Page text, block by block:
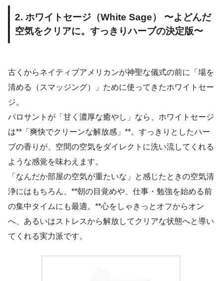
2. ホワイトセージ（White Sage） 〜よどんだ
空気をクリアに。すっきりハーブの決定版〜
古くからネイティブアメリカンが神聖な儀式の前に「場を
清める（スマッジング）」ために使ってきたホワイトセー
ジ。
パロサントが「甘く濃厚な癒やし」なら、ホワイトセージ
は**「爽快でクリーンな解放感」**。すっきりとしたハー
ブの香りが、空間の空気をダイレクトに洗い流してくれる
ような感覚を味わえます。
「なんだか部屋の空気が重たいな」と感じたときの空気清
浄にはもちろん、**朝の目覚めや、仕事・勉強を始める前
の集中タイムにも最適。**心をしゃきっとオフからオン
へ、あるいはストレスから解放してクリアな状態へと導い
てくれる実力派です。